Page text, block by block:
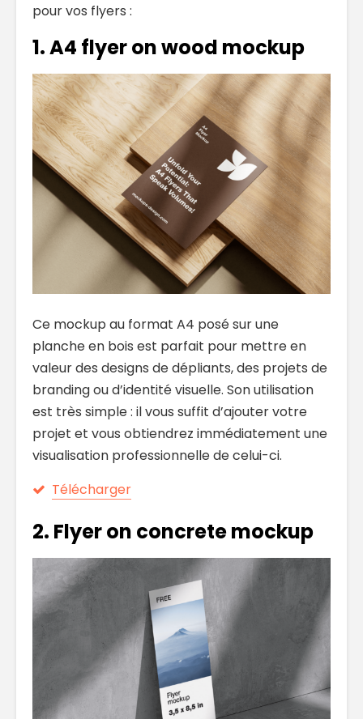
pour vos flyers :
1.A4 flyer on wood mockup
Ce mockup au format A4 posé sur une
planche en bois est parfait pour mettre en
valeur des designs de dépliants, des projets de
branding ou d’identité visuelle. Son utilisation
est très simple : il vous suffit d’ajouter votre
projet et vous obtiendrez immédiatement une
visualisation professionnelle de celui-ci.
Télécharger
2. Flyer on concrete mockup